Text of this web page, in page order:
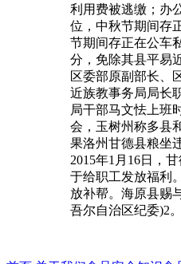
利用费被逃缴；办
位，中秋节期间存
节期间存正在公车
分，免除其县平易
区委部原副部长、
近族教事务局局长
局干部马文怯上班
会，玉树州称多县
果洛州甘德县粮坐
2015年1月16日，
于给职工发放福利
放补帮。海原县赐
吾尔自治区纪委)2